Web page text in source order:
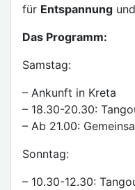
für Entspannung
Das Programm:
Samstag:
– Ankunft in Kreta
– 18.30-20.30:
– Ab 21.00:
Sonntag:
– 10.30-12.30: